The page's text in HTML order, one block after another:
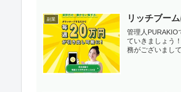
副業 リッチブー
管理人PURAKIO
ていきましょう
務がございまし